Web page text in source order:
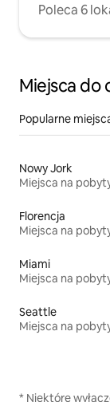
Poleca 6
Miejsca do
Popularne
Nowy Jork
Miejsca na
Florencja
Miejsca na
Miami
Miejsca na
Seattle
Miejsca na
* Niektóre